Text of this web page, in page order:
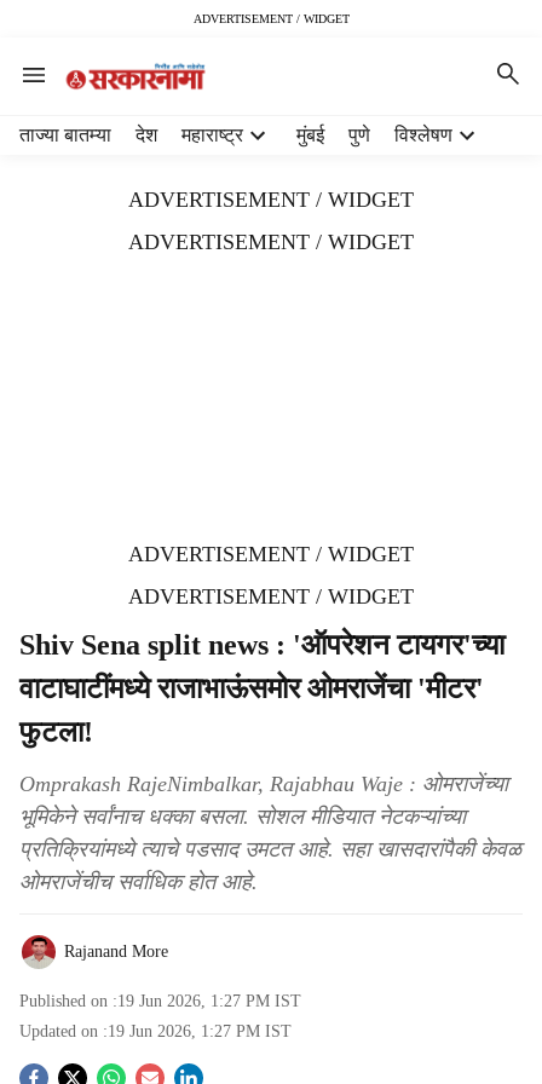
ADVERTISEMENT / WIDGET
ताज्या बातम्या देश महाराष्ट्र मुंबई पुणे विश्लेषण
ADVERTISEMENT / WIDGET
ADVERTISEMENT / WIDGET
ADVERTISEMENT / WIDGET
ADVERTISEMENT / WIDGET
Shiv Sena split news : 'ऑपरेशन टायगर'च्या
वाटाघाटींमध्ये राजाभाऊंसमोर ओमराजेंचा 'मीटर'
फुटला!
Omprakash RajeNimbalkar, Rajabhau Waje : ओमराजेंच्या
भूमिकेने सर्वांनाच धक्का बसला. सोशल मीडियात नेटकऱ्यांच्या
प्रतिक्रियांमध्ये त्याचे पडसाद उमटत आहे. सहा खासदारांपैकी केवळ
ओमराजेंचीच सर्वाधिक होत आहे.
Rajanand More
Published on :19 Jun 2026, 1:27 PM IST
Updated on :19 Jun 2026, 1:27 PM IST